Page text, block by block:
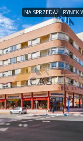
NA SPRZEDAŻ RYNEK
329.000€